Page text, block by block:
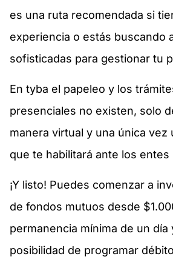
es una ruta recomendada si
experiencia o estás buscando
sofisticadas para gestionar tu
En tyba el papeleo y los
presenciales no existen, solo
manera virtual y una única vez
que te habilitará ante los
¡Y listo! Puedes comenzar a
de fondos mutuos desde
permanencia mínima de un día
posibilidad de programar